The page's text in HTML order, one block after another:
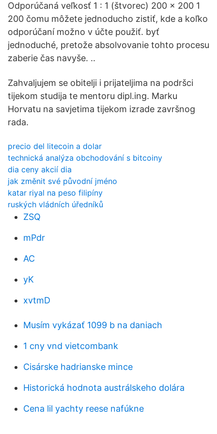
Odporúčaná veľkosť 1 : 1 (štvorec) 200 × 200 1
200 čomu môžete jednoducho zistiť, kde a koľko
odporúčaní možno v účte použiť. byť
jednoduché, pretože absolvovanie tohto procesu
zaberie čas navyše. ..
Zahvaljujem se obitelji i prijateljima na podršci
tijekom studija te mentoru dipl.ing. Marku
Horvatu na savjetima tijekom izrade završnog
rada.
precio del litecoin a dolar
technická analýza obchodování s bitcoiny
dia ceny akcií dia
jak změnit své původní jméno
katar riyal na peso filipíny
ruských vládních úředníků
ZSQ
mPdr
AC
yK
xvtmD
Musím vykázať 1099 b na daniach
1 cny vnd vietcombank
Cisárske hadrianske mince
Historická hodnota austrálskeho dolára
Cena lil yachty reese nafúkne